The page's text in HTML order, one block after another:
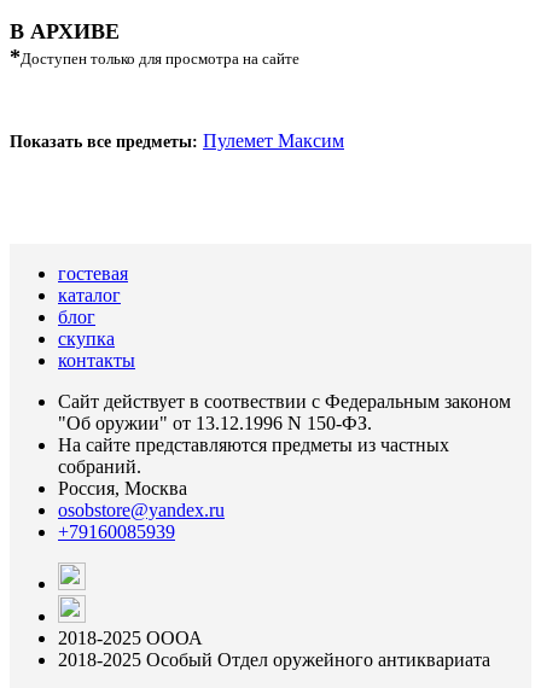
В АРХИВЕ
*Доступен только для просмотра на сайте
Показать все предметы: Пулемет Максим
гостевая
каталог
блог
скупка
контакты
Сайт действует в соотвествии с Федеральным законом
"Об оружии" от 13.12.1996 N 150-ФЗ.
На сайте представляются предметы из частных
собраний.
Россия, Москва
osobstore@yandex.ru
+79160085939
2018-2025 ОООА
2018-2025 Особый Отдел оружейного антиквариата